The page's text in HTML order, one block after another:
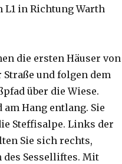
L1 in Richtung Warth
die ersten Häuser von
Straße und folgen dem
über die Wiese.
Hang entlang. Sie
Steffisalpe. Links der
Sie sich rechts,
Sesselliftes. Mit